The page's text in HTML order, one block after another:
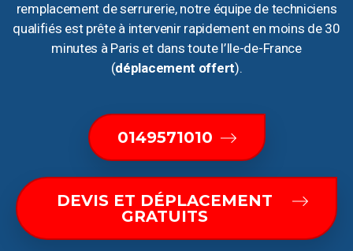
remplacement de serrurerie, notre équipe de techniciens
qualifiés est prête à intervenir rapidement en moins de 30
minutes à Paris et dans toute l’Ile-de-France
(déplacement offert).
0149571010
DEVIS ET DÉPLACEMENT
GRATUITS